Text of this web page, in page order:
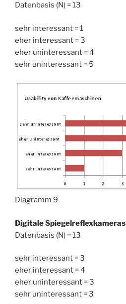
Datenbasis (N) = 13
sehr interessant = 1
eher interessant = 3
eher uninteressant = 4
sehr uninteressant = 5
Diagramm 9
Digitale Spiegelreflexkameras
Datenbasis (N) = 13
sehr interessant = 3
eher interessant = 4
eher uninteressant = 3
sehr uninteressant = 3